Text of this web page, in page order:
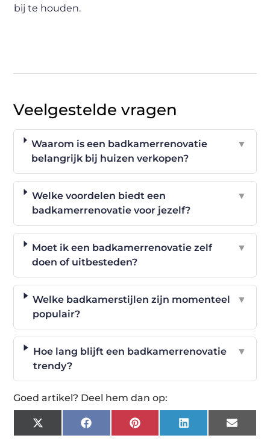
bij te houden.
Veelgestelde vragen
Waarom is een badkamerrenovatie
belangrijk bij huizen verkopen?
▼
Welke voordelen biedt een
badkamerrenovatie voor jezelf?
▼
Moet ik een badkamerrenovatie zelf
doen of uitbesteden?
▼
Welke badkamerstijlen zijn momenteel
populair?
▼
Hoe lang blijft een badkamerrenovatie
trendy?
▼
Goed artikel? Deel hem dan op:
X
(Twitter)
FacebookPinterestLinkedIn Email